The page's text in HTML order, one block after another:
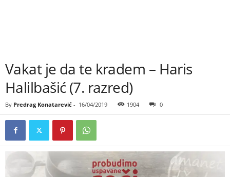
Vakat je da te kradem – Haris
Halilbašić (7. razred)
By Predrag Konatarević - 16/04/2019 1904 0